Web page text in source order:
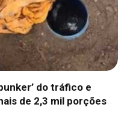
do tráfico e
de 2,3 mil porções